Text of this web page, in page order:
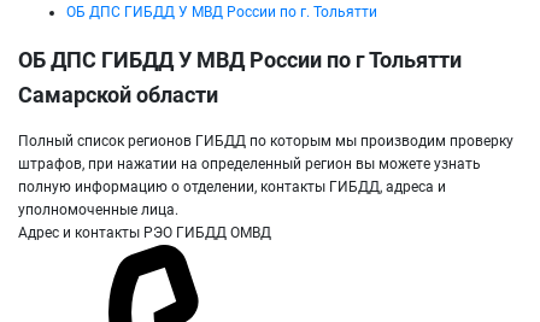
ОБ ДПС ГИБДД У МВД России по г. Тольятти
ОБ ДПС ГИБДД У МВД России по г Тольятти
Самарской области
Полный список регионов ГИБДД по которым мы производим проверку
штрафов, при нажатии на определенный регион вы можете узнать
полную информацию о отделении, контакты ГИБДД, адреса и
уполномоченные лица.
Адрес и контакты РЭО ГИБДД ОМВД